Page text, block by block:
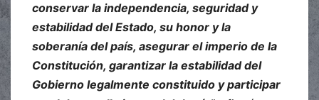
conservar la independencia, seguridad y
estabilidad del Estado, su honor y la
soberanía del país, asegurar el imperio de la
Constitución, garantizar la estabilidad del
Gobierno legalmente constituido y participar